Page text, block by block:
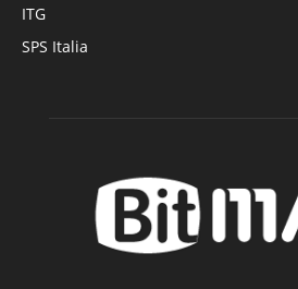
ITG
SPS Italia